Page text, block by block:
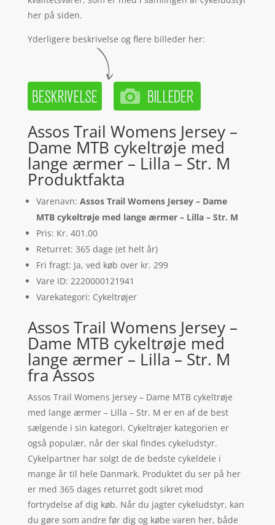
her på siden.
Yderligere beskrivelse og flere billeder her:
Assos Trail Womens Jersey –
Dame MTB cykeltrøje med
lange ærmer – Lilla – Str. M
Produktfakta
Varenavn: Assos Trail Womens Jersey – Dame
MTB cykeltrøje med lange ærmer – Lilla – Str. M
Pris: Kr. 401.00
Returret: 365 dage (et helt år)
Fri fragt: Ja, ved køb over kr. 299
Vare ID: 2220000121941
Varekategori: Cykeltrøjer
Assos Trail Womens Jersey –
Dame MTB cykeltrøje med
lange ærmer – Lilla – Str. M
fra Assos
Assos Trail Womens Jersey – Dame MTB cykeltrøje
med lange ærmer – Lilla – Str. M er en af de best
sælgende i sin kategori. Cykeltrøjer kategorien er
også populær, når der skal findes cykeludstyr.
Cykelpartner har solgt de de bedste cykeldele i
mange år til hele Danmark. Produktet du ser på her
er med 365 dages returret godt sikret mod
fortrydelse af dig køb. Når du jagter cykeludstyr, kan
du gøre som andre før dig og købe varen her, både